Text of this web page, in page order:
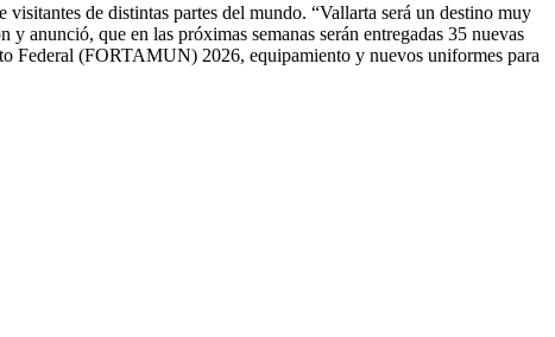
de distintas partes del mundo. “Vallarta será un destino muy
anunció, que en las próximas semanas serán entregadas 35 nuevas
Federal (FORTAMUN) 2026, equipamiento y nuevos uniformes para